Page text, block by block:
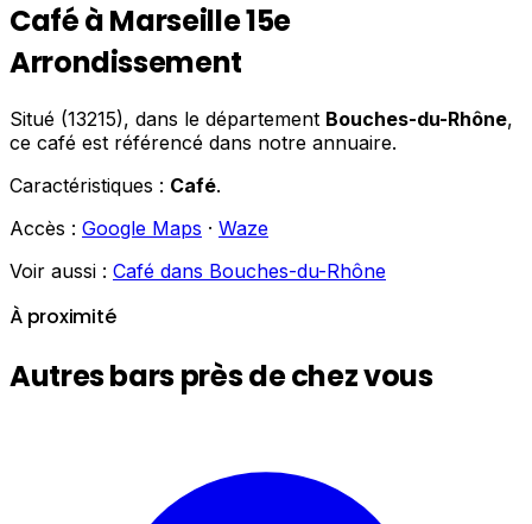
Café à Marseille 15e
Arrondissement
Situé (13215), dans le département Bouches-du-Rhône,
ce café est référencé dans notre annuaire.
Caractéristiques : Café.
Accès : Google Maps · Waze
Voir aussi : Café dans Bouches-du-Rhône
À proximité
Autres bars près de chez vous